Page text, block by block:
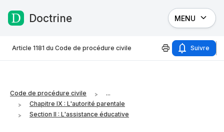
Passer au contenu
Doctrine MENU
Article 1181 du Code de procédure civile Suivre
Code de procédure civile
...
Chapitre IX : L'autorité parentale
Section II : L'assistance éducative